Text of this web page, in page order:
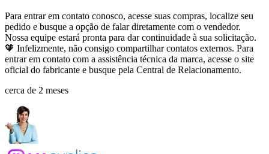
Para entrar em contato conosco, acesse suas compras, localize seu
pedido e busque a opção de falar diretamente com o vendedor.
Nossa equipe estará pronta para dar continuidade à sua solicitação.
🧡 Infelizmente, não consigo compartilhar contatos externos. Para
entrar em contato com a assistência técnica da marca, acesse o site
oficial do fabricante e busque pela Central de Relacionamento.
cerca de 2 meses